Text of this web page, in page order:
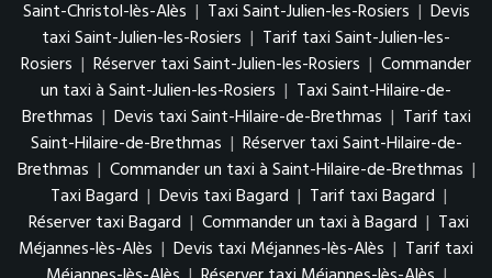
Saint-Christol-lès-Alès | Taxi Saint-Julien-les-Rosiers | Devis
taxi Saint-Julien-les-Rosiers | Tarif taxi Saint-Julien-les-
Rosiers | Réserver taxi Saint-Julien-les-Rosiers | Commander
un taxi à Saint-Julien-les-Rosiers | Taxi Saint-Hilaire-de-
Brethmas | Devis taxi Saint-Hilaire-de-Brethmas | Tarif taxi
Saint-Hilaire-de-Brethmas | Réserver taxi Saint-Hilaire-de-
Brethmas | Commander un taxi à Saint-Hilaire-de-Brethmas |
Taxi Bagard | Devis taxi Bagard | Tarif taxi Bagard |
Réserver taxi Bagard | Commander un taxi à Bagard | Taxi
Méjannes-lès-Alès | Devis taxi Méjannes-lès-Alès | Tarif taxi